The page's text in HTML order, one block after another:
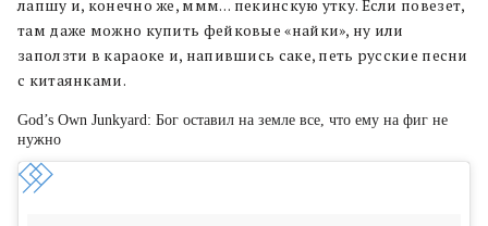
лапшу и, конечно же, ммм… пекинскую утку. Если повезет,
там даже можно купить фейковые «найки», ну или
заползти в караоке и, напившись саке, петь русские песни
с китаянками.
God’s Own Junkyard: Бог оставил на земле все, что ему на фиг не
нужно